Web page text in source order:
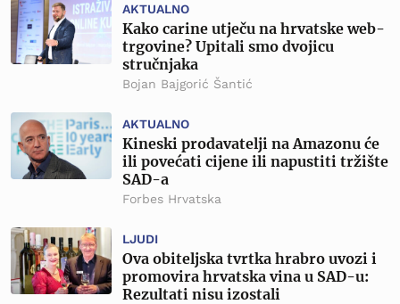
AKTUALNO
Kako carine utječu na hrvatske web-
trgovine? Upitali smo dvojicu
stručnjaka
Bojan Bajgorić Šantić
AKTUALNO
Kineski prodavatelji na Amazonu će
ili povećati cijene ili napustiti tržište
SAD-a
Forbes Hrvatska
LJUDI
Ova obiteljska tvrtka hrabro uvozi i
promovira hrvatska vina u SAD-u:
Rezultati nisu izostali